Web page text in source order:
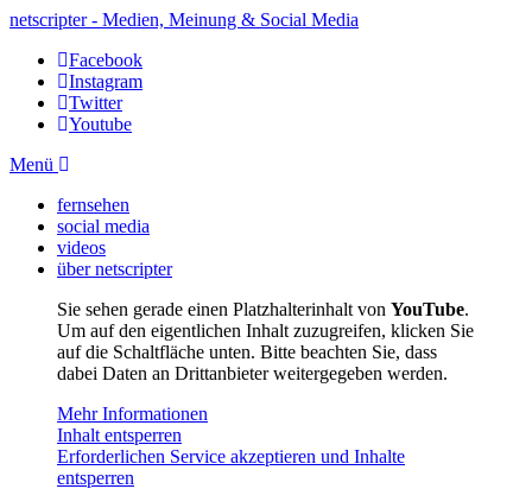
netscripter - Medien, Meinung & Social Media
Facebook
Instagram
Twitter
Youtube
Menü
fernsehen
social media
videos
über netscripter
Sie sehen gerade einen Platzhalterinhalt von YouTube.
Um auf den eigentlichen Inhalt zuzugreifen, klicken Sie
auf die Schaltfläche unten. Bitte beachten Sie, dass
dabei Daten an Drittanbieter weitergegeben werden.
Mehr Informationen
Inhalt entsperren
Erforderlichen Service akzeptieren und Inhalte
entsperren